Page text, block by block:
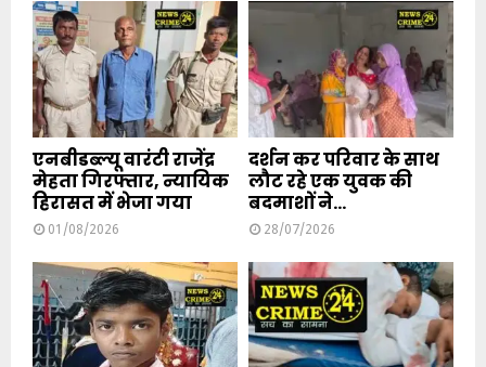
एनबीडब्ल्यू वारंटी राजेंद्र
मेहता गिरफ्तार, न्यायिक
हिरासत में भेजा गया
01/08/2026
दर्शन कर परिवार के साथ
लौट रहे एक युवक की
बदमाशों ने...
28/07/2026